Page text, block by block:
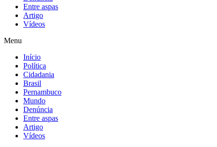
Entre aspas
Artigo
Vídeos
Menu
Início
Política
Cidadania
Brasil
Pernambuco
Mundo
Denúncia
Entre aspas
Artigo
Vídeos